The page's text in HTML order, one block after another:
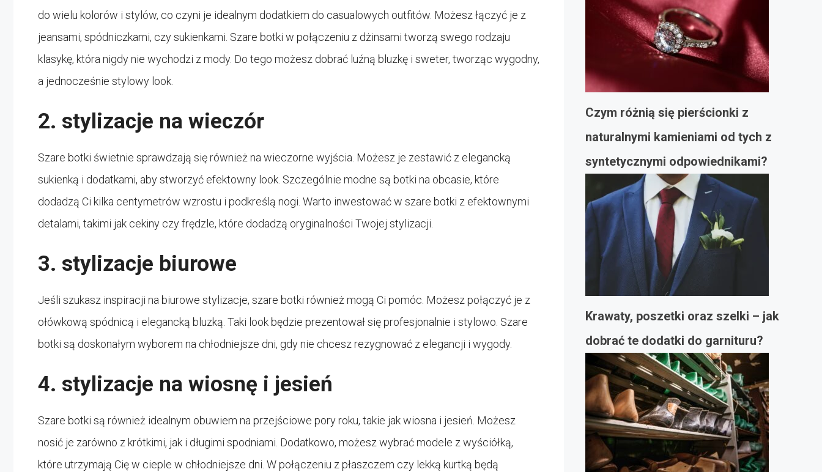
do wielu kolorów i stylów, co czyni je idealnym dodatkiem do casualowych outfitów. Możesz łączyć je z
jeansami, spódniczkami, czy sukienkami. Szare botki w połączeniu z dżinsami tworzą swego rodzaju
klasykę, która nigdy nie wychodzi z mody. Do tego możesz dobrać luźną bluzkę i sweter, tworząc wygodny,
a jednocześnie stylowy look.
2. stylizacje na wieczór
Szare botki świetnie sprawdzają się również na wieczorne wyjścia. Możesz je zestawić z elegancką
sukienką i dodatkami, aby stworzyć efektowny look. Szczególnie modne są botki na obcasie, które
dodadzą Ci kilka centymetrów wzrostu i podkreślą nogi. Warto inwestować w szare botki z efektownymi
detalami, takimi jak cekiny czy frędzle, które dodadzą oryginalności Twojej stylizacji.
3. stylizacje biurowe
Jeśli szukasz inspiracji na biurowe stylizacje, szare botki również mogą Ci pomóc. Możesz połączyć je z
ołówkową spódnicą i elegancką bluzką. Taki look będzie prezentował się profesjonalnie i stylowo. Szare
botki są doskonałym wyborem na chłodniejsze dni, gdy nie chcesz rezygnować z elegancji i wygody.
4. stylizacje na wiosnę i jesień
Szare botki są również idealnym obuwiem na przejściowe pory roku, takie jak wiosna i jesień. Możesz
nosić je zarówno z krótkimi, jak i długimi spodniami. Dodatkowo, możesz wybrać modele z wyściółką,
które utrzymają Cię w cieple w chłodniejsze dni. W połączeniu z płaszczem czy lekką kurtką będą
Czym różnią się pierścionki z
naturalnymi kamieniami od tych z
syntetycznymi odpowiednikami?
Krawaty, poszetki oraz szelki – jak
dobrać te dodatki do garnituru?